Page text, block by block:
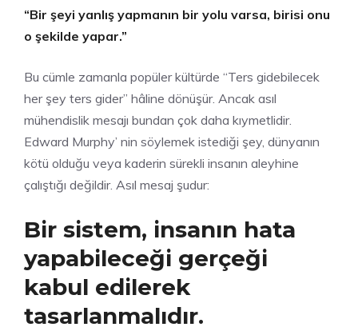
“Bir şeyi yanlış yapmanın bir yolu varsa, birisi onu
o şekilde yapar.”
Bu cümle zamanla popüler kültürde “Ters gidebilecek
her şey ters gider” hâline dönüşür. Ancak asıl
mühendislik mesajı bundan çok daha kıymetlidir.
Edward Murphy’ nin söylemek istediği şey, dünyanın
kötü olduğu veya kaderin sürekli insanın aleyhine
çalıştığı değildir. Asıl mesaj şudur:
Bir sistem, insanın hata
yapabileceği gerçeği
kabul edilerek
tasarlanmalıdır.